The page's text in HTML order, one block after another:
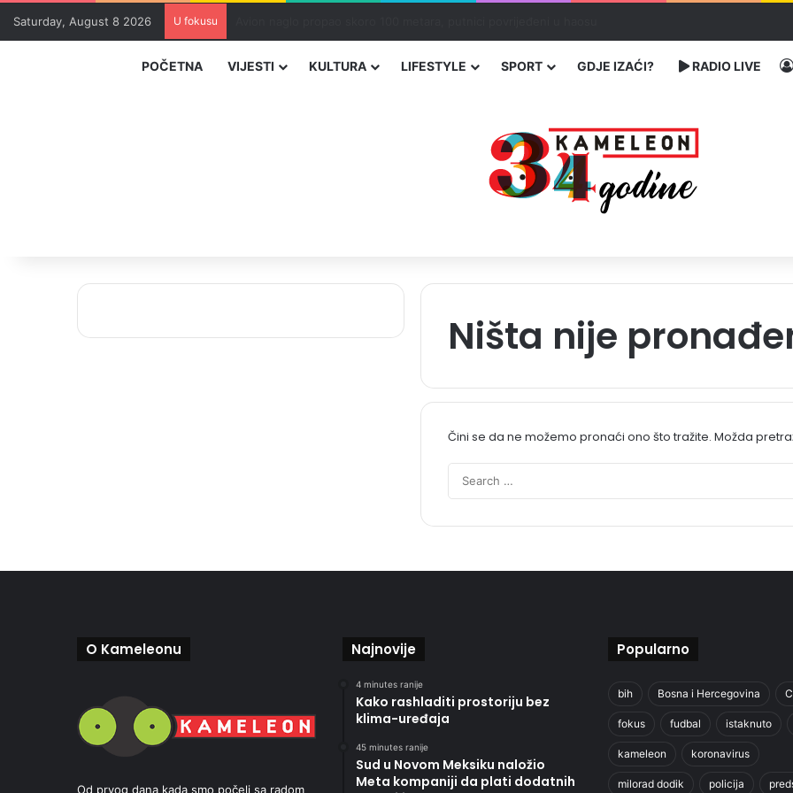
Saturday, August 8 2026 U fokusu
POČETNA VIJESTI KULTURA LIFESTYLE SPORT GDJE IZAĆI? RADIO LIVE
Ništa nije
Čini se da ne možemo pronaći ono što tražite. Možda
O Kameleonu
Od prvog dana kada smo počeli sa radom
Najnovije
4 minutes ranije
Kako rashladiti prostoriju bez
klima-uređaja
45 minutes ranije
Sud u Novom Meksiku naložio
Meta kompaniji da plati dodatnih
Popularno
bih Bosna i Hercegovina
fokus fudbal istaknuto
kameleon koronavirus
milorad dodik policija